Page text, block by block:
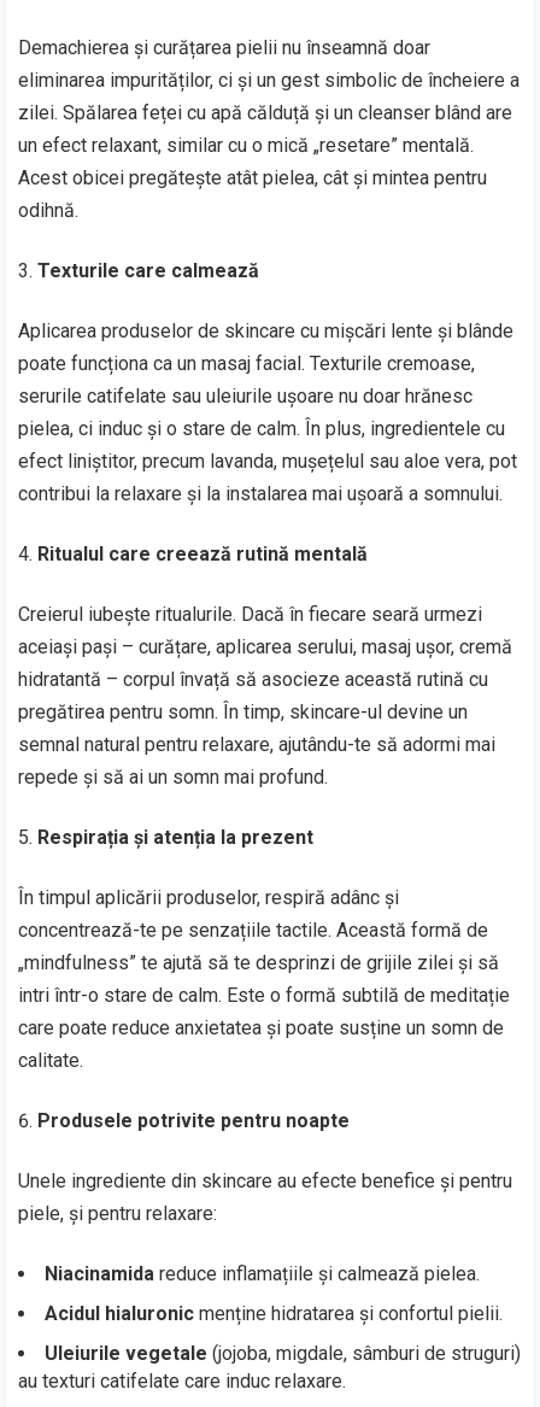
Demachierea și curățarea pielii nu înseamnă doar
eliminarea impurităților, ci și un gest simbolic de încheiere a
zilei. Spălarea feței cu apă călduță și un cleanser blând are
un efect relaxant, similar cu o mică „resetare” mentală.
Acest obicei pregătește atât pielea, cât și mintea pentru
odihnă.
Texturile care calmează
Aplicarea produselor de skincare cu mișcări lente și blânde
poate funcționa ca un masaj facial. Texturile cremoase,
serurile catifelate sau uleiurile ușoare nu doar hrănesc
pielea, ci induc și o stare de calm. În plus, ingredientele cu
efect liniștitor, precum lavanda, mușețelul sau aloe vera, pot
contribui la relaxare și la instalarea mai ușoară a somnului.
Ritualul care creează rutină mentală
Creierul iubește ritualurile. Dacă în fiecare seară urmezi
aceiași pași – curățare, aplicarea serului, masaj ușor, cremă
hidratantă – corpul învață să asocieze această rutină cu
pregătirea pentru somn. În timp, skincare-ul devine un
semnal natural pentru relaxare, ajutându-te să adormi mai
repede și să ai un somn mai profund.
Respirația și atenția la prezent
În timpul aplicării produselor, respiră adânc și
concentrează-te pe senzațiile tactile. Această formă de
„mindfulness” te ajută să te desprinzi de grijile zilei și să
intri într-o stare de calm. Este o formă subtilă de meditație
care poate reduce anxietatea și poate susține un somn de
calitate.
Produsele potrivite pentru noapte
Unele ingrediente din skincare au efecte benefice și pentru
piele, și pentru relaxare:
Niacinamida reduce inflamațiile și calmează pielea.
Acidul hialuronic menține hidratarea și confortul pielii.
Uleiurile vegetale (jojoba, migdale, sâmburi de struguri)
au texturi catifelate care induc relaxare.